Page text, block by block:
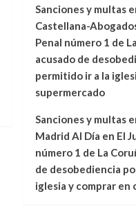
Sanciones y multas
Castellana-
Penal número 1 de
acusado de
permitido ir a la
supermercado
Sanciones y multas
Madrid Al Día en El
número 1 de La
de desobediencia
iglesia y comprar en